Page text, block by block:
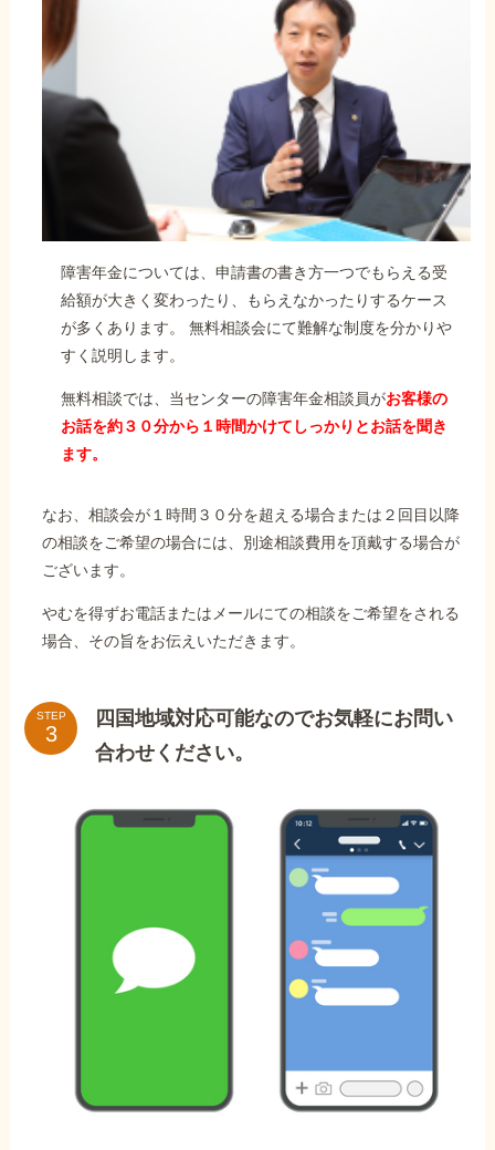
障害年金については、申請書の書き方一つでもらえる受
給額が大きく変わったり、もらえなかったりするケース
が多くあります。 無料相談会にて難解な制度を分かりや
すく説明します。
無料相談では、当センターの障害年金相談員がお客様の
お話を約３０分から１時間かけてしっかりとお話を聞き
ます。
なお、相談会が１時間３０分を超える場合または２回目以降
の相談をご希望の場合には、別途相談費用を頂戴する場合が
ございます。
やむを得ずお電話またはメールにての相談をご希望をされる
場合、その旨をお伝えいただきます。
STEP
四国地域対応可能なのでお気軽にお問い
合わせください。